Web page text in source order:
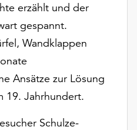
erzählt und der
gespannt.
Wandklappen
Ansätze zur Lösung
19. Jahrhundert.
Schulze-